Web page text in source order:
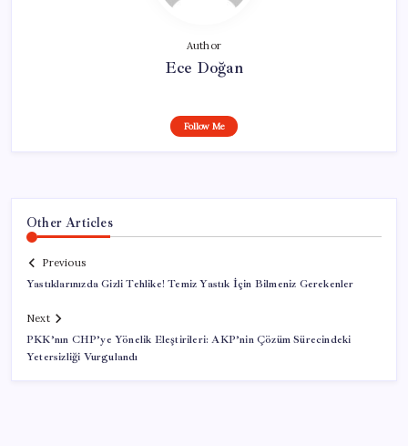
Author
Ece Doğan
Follow Me
Other Articles
Previous
Yastıklarınızda Gizli Tehlike! Temiz Yastık İçin Bilmeniz Gerekenler
Next
PKK’nın CHP’ye Yönelik Eleştirileri: AKP’nin Çözüm Sürecindeki
Yetersizliği Vurgulandı